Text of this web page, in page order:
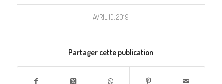
AVRIL 10, 2019
Partager cette publication